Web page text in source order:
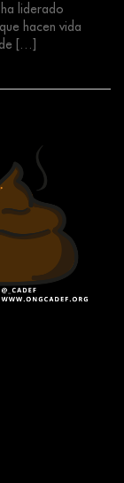
liderado
hacen vida
de […]